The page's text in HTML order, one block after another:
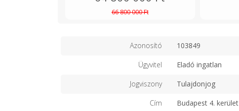
66 800 000 Ft
Azonosító 103849
Ügyvitel Eladó ingatlan
Jogviszony Tulajdonjog
Cím Budapest 4. kerület